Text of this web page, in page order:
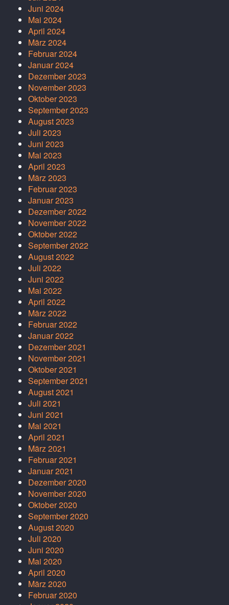
Juni 2024
Mai 2024
April 2024
März 2024
Februar 2024
Januar 2024
Dezember 2023
November 2023
Oktober 2023
September 2023
August 2023
Juli 2023
Juni 2023
Mai 2023
April 2023
März 2023
Februar 2023
Januar 2023
Dezember 2022
November 2022
Oktober 2022
September 2022
August 2022
Juli 2022
Juni 2022
Mai 2022
April 2022
März 2022
Februar 2022
Januar 2022
Dezember 2021
November 2021
Oktober 2021
September 2021
August 2021
Juli 2021
Juni 2021
Mai 2021
April 2021
März 2021
Februar 2021
Januar 2021
Dezember 2020
November 2020
Oktober 2020
September 2020
August 2020
Juli 2020
Juni 2020
Mai 2020
April 2020
März 2020
Februar 2020